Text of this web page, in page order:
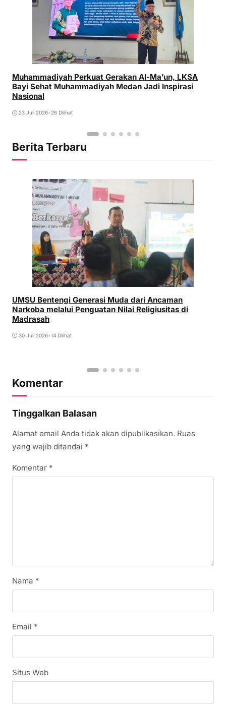
Muhammadiyah Perkuat Gerakan Al-Ma’un, LKSA
Bayi Sehat Muhammadiyah Medan Jadi Inspirasi
Nasional
23 Juli 2026•26 Dilihat
Berita Terbaru
UMSU Bentengi Generasi Muda dari Ancaman
Narkoba melalui Penguatan Nilai Religiusitas di
Madrasah
30 Juli 2026•14 Dilihat
Komentar
Tinggalkan Balasan
Alamat email Anda tidak akan dipublikasikan. Ruas
yang wajib ditandai *
Komentar *
Nama *
Email *
Situs Web